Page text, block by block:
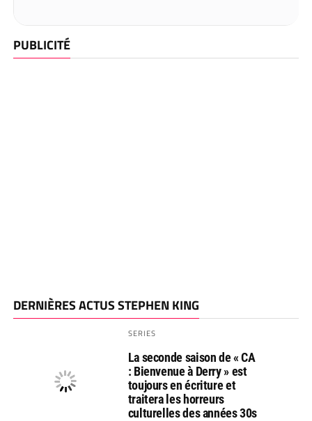
PUBLICITÉ
DERNIÈRES ACTUS STEPHEN KING
SERIES
La seconde saison de « CA
: Bienvenue à Derry » est
toujours en écriture et
traitera les horreurs
culturelles des années 30s